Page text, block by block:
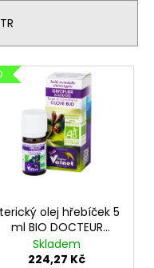
olej hřebíček 5
ml BIO DOCTEUR
VALNET
Skladem
224,27 Kč